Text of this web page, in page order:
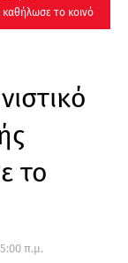
καθήλωσε το κοινό
το
π.μ.